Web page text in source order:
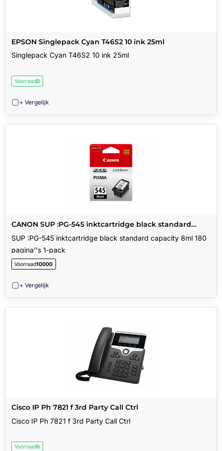
EPSON Singlepack Cyan T46S2 10 ink 25ml
Singlepack Cyan T46S2 10 ink 25ml
Voorraad0
+ Vergelijk
CANON SUP :PG-545 inktcartridge black standard
capacity 8ml 180 pagina''s 1-pack
SUP :PG-545 inktcartridge black standard capacity 8ml 180
pagina''s 1-pack
Voorraad10000
+ Vergelijk
Cisco IP Ph 7821 f 3rd Party Call Ctrl
Cisco IP Ph 7821 f 3rd Party Call Ctrl
Voorraad0